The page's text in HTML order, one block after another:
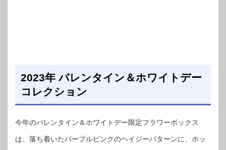
2023年 バレンタイン＆ホワイトデー
コレクション
今年のバレンタイン＆ホワイトデー限定フラワーボックス
は、落ち着いたパープルピンクのヘイジーパターンに、ホッ